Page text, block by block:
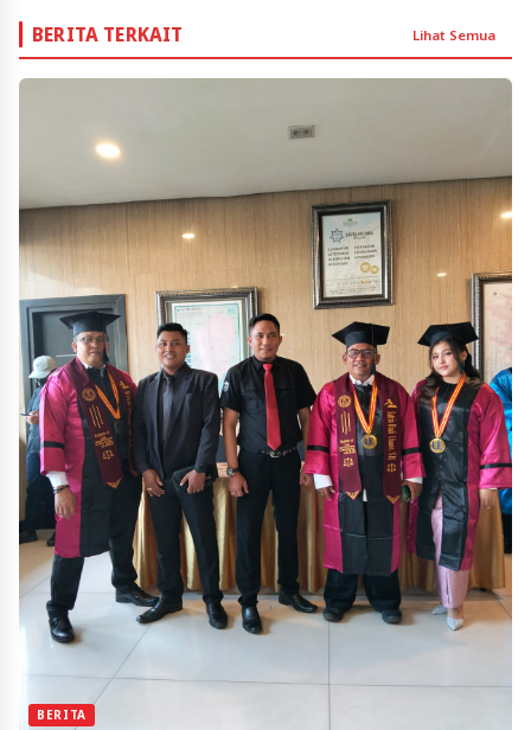
BERITA TERKAIT Lihat Semua
BERITA